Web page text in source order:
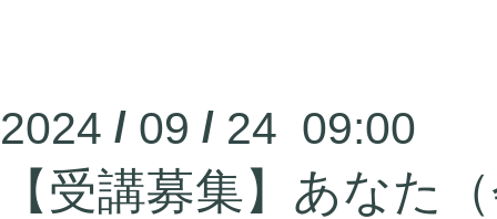
2024 / 09 / 24 09:00
【受講募集】あなた